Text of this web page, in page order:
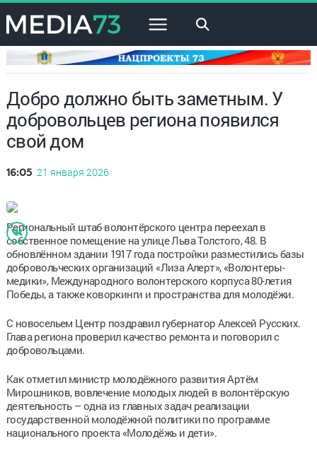
×
Добро должно быть заметным. У
добровольцев региона появился
свой дом
16:05 21 января 2026
Региональный штаб волонтёрского центра переехал в
собственное помещение на улице Льва Толстого, 48. В
обновлённом здании 1917 года постройки разместились базы
добровольческих организаций «Лиза Алерт», «Волонтеры-
медики», Международного волонтерского корпуса 80-летия
Победы, а также коворкинги и пространства для молодёжи.
С новосельем Центр поздравил губернатор Алексей Русских.
Глава региона проверил качество ремонта и поговорил с
добровольцами.
Как отметил министр молодёжного развития Артём
Мирошников, вовлечение молодых людей в волонтёрскую
деятельность – одна из главных задач реализации
государственной молодёжной политики по программе
национального проекта «Молодёжь и дети».